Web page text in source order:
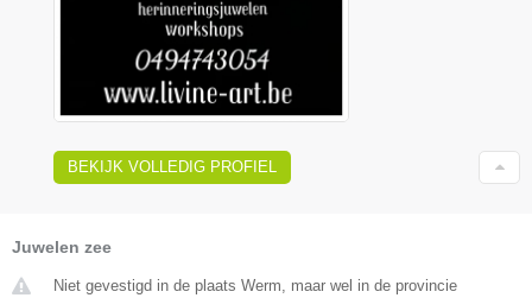
BEKIJK VOLLEDIG PROFIEL
Juwelen zee
Niet gevestigd in de plaats Werm, maar wel in de provincie